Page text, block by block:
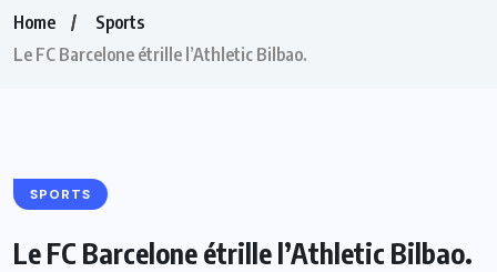
Home
Sports
Le FC Barcelone étrille l’Athletic Bilbao.
SPORTS
Le FC Barcelone étrille l’Athletic Bilbao.